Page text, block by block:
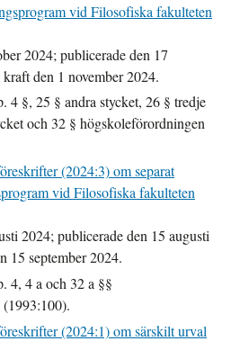
vid Filosofiska fakulteten
2024; publicerade den 17
den 1 november 2024.
4 §, 25 § andra stycket, 26 § tredje
och 32 § högskoleförordningen
(2024:3) om separat
vid Filosofiska fakulteten
2024; publicerade den 15 augusti
15 september 2024.
4, 4 a och 32 a §§
(2024:1) om särskilt urval